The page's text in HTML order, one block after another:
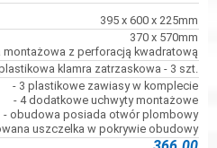
395 x 600 x 225mm
370 x 570mm
montażowa z perforacją kwadratową
klamra zatrzaskowa - 3 szt.
- 3 plastikowe zawiasy w komplecie
- 4 dodatkowe uchwyty montażowe
- obudowa posiada otwór plombowy
uszczelka w pokrywie obudowy